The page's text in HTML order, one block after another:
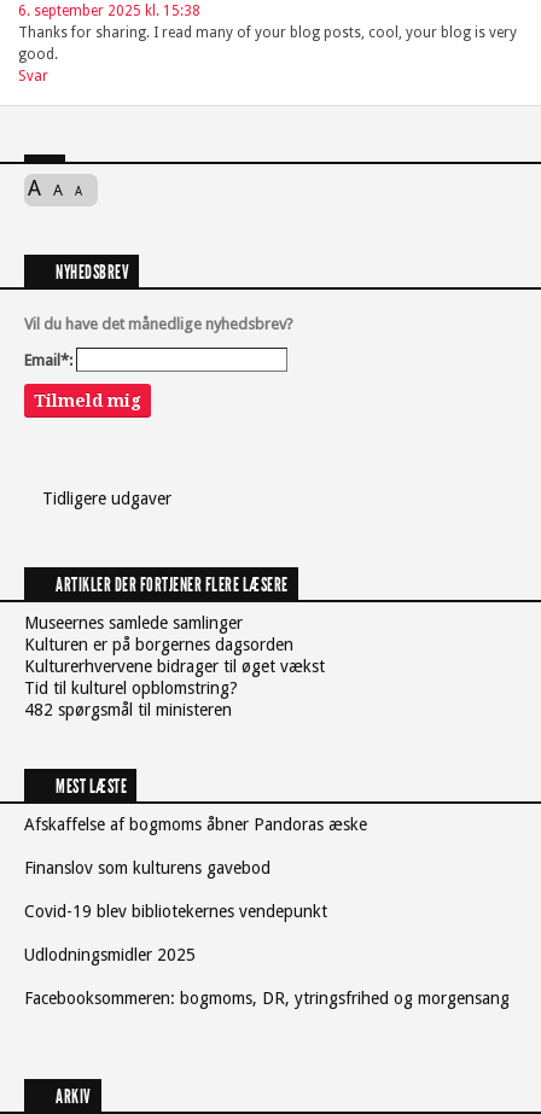
6. september 2025 kl. 15:38
Thanks for sharing. I read many of your blog posts, cool, your blog is very
good.
Svar
A A A
NYHEDSBREV
Vil du have det månedlige nyhedsbrev?
Email*:
Tilmeld mig
Tidligere udgaver
ARTIKLER DER FORTJENER FLERE LÆSERE
Museernes samlede samlinger
Kulturen er på borgernes dagsorden
Kulturerhvervene bidrager til øget vækst
Tid til kulturel opblomstring?
482 spørgsmål til ministeren
MEST LÆSTE
Afskaffelse af bogmoms åbner Pandoras æske
Finanslov som kulturens gavebod
Covid-19 blev bibliotekernes vendepunkt
Udlodningsmidler 2025
Facebooksommeren: bogmoms, DR, ytringsfrihed og morgensang
ARKIV